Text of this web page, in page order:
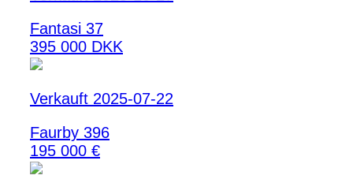
Fantasi 37
395 000 DKK
Verkauft 2025-07-22
Faurby 396
195 000 €